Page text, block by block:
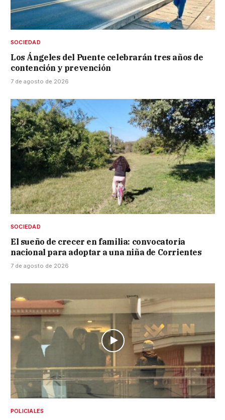
SOCIEDAD
Los Ángeles del Puente celebrarán tres años de
contención y prevención
7 de agosto de 2026
SOCIEDAD
El sueño de crecer en familia: convocatoria
nacional para adoptar a una niña de Corrientes
7 de agosto de 2026
POLICIALES